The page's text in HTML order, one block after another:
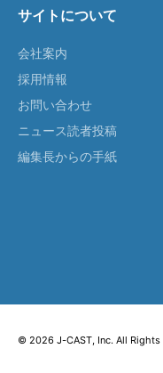
サイトについて
会社案内
採用情報
お問い合わせ
ニュース読者投稿
編集長からの手紙
© 2026 J-CAST, Inc. All Rights